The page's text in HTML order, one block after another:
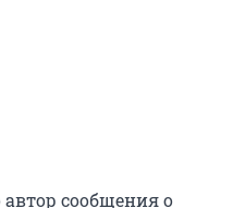
сообщения о